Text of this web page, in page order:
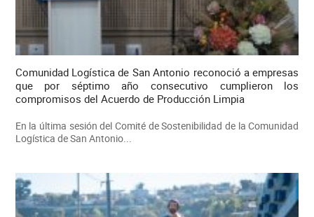
Comunidad Logística de San Antonio reconoció a empresas
que por séptimo año consecutivo cumplieron los
compromisos del Acuerdo de Producción Limpia
En la última sesión del Comité de Sostenibilidad de la Comunidad
Logística de San Antonio...